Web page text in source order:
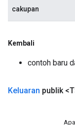
cakupan
Kembali
contoh baru
Keluaran publik